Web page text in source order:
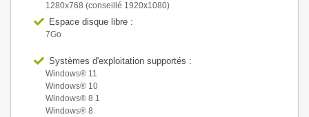
1280x768 (conseillé 1920x1080)
Espace disque libre :
7Go
Systèmes d'exploitation supportés :
Windows® 11
Windows® 10
Windows® 8.1
Windows® 8